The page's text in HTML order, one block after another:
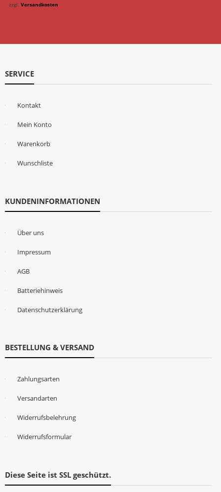
zzgl. Versandkosten
SERVICE
Kontakt
Mein Konto
Warenkorb
Wunschliste
KUNDENINFORMATIONEN
Über uns
Impressum
AGB
Batteriehinweis
Datenschutzerklärung
BESTELLUNG & VERSAND
Zahlungsarten
Versandarten
Widerrufsbelehrung
Widerrufsformular
Diese Seite ist SSL geschützt.